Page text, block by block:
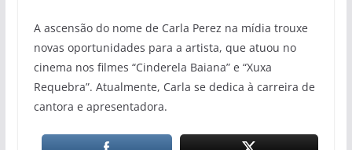
A ascensão do nome de Carla Perez na mídia trouxe
novas oportunidades para a artista, que atuou no
cinema nos filmes “Cinderela Baiana” e “Xuxa
Requebra”. Atualmente, Carla se dedica à carreira de
cantora e apresentadora.